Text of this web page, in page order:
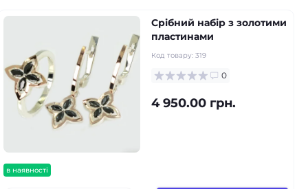
в наявності
Срібний набір з золотими
пластинами
Код товару: 319
0
4 950.00 грн.